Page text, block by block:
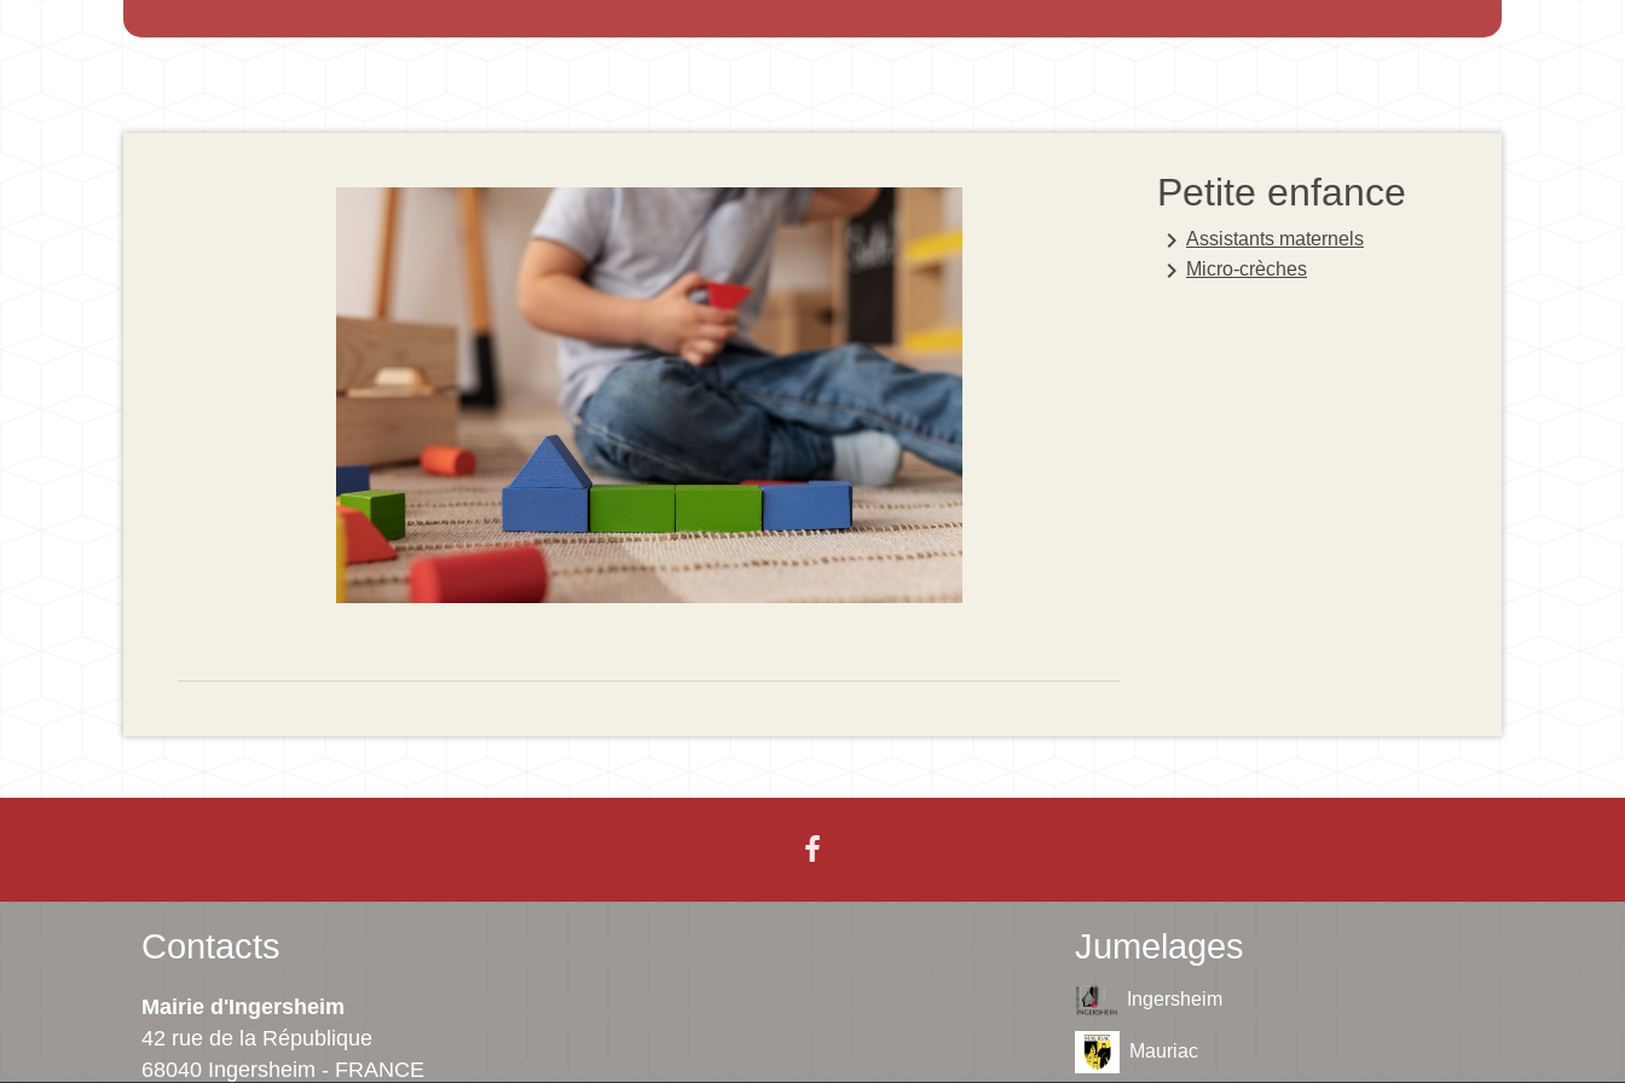
Petite enfance
keyboard_arrow_right Assistants maternels
keyboard_arrow_right Micro-crèches
Contacts
Mairie d'Ingersheim
42 rue de la République
68040 Ingersheim - FRANCE
Jumelages
Ingersheim
Mauriac